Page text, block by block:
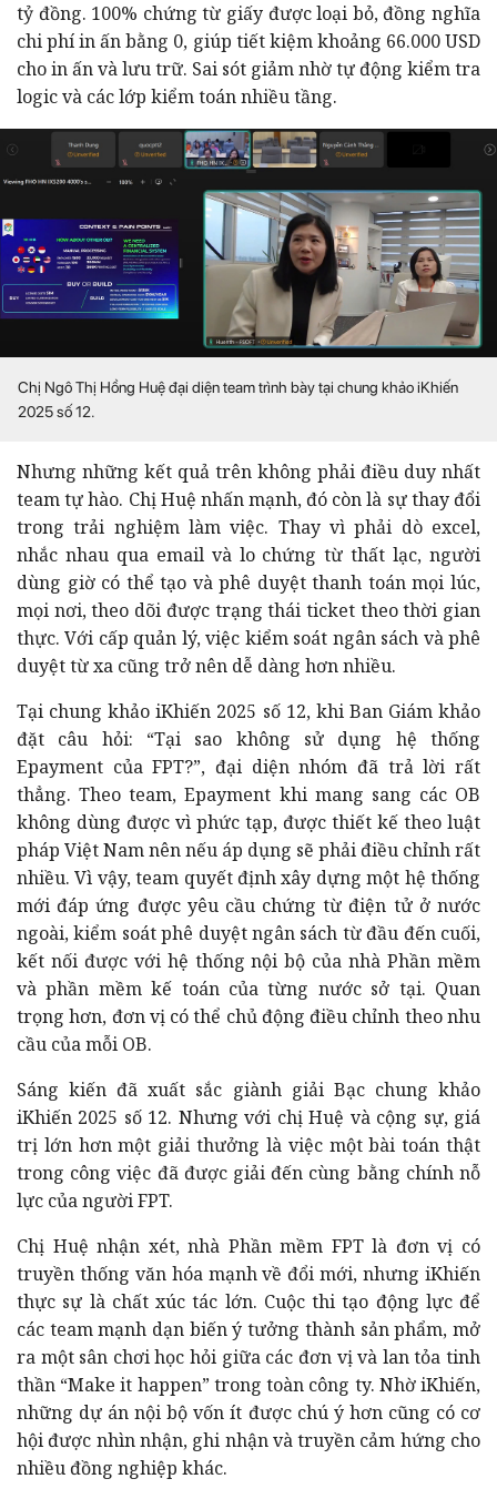
tỷ đồng. 100% chứng từ giấy được loại bỏ, đồng nghĩa
chi phí in ấn bằng 0, giúp tiết kiệm khoảng 66.000 USD
cho in ấn và lưu trữ. Sai sót giảm nhờ tự động kiểm tra
logic và các lớp kiểm toán nhiều tầng.
Chị Ngô Thị Hồng Huệ đại diện team trình bày tại chung khảo iKhiến
2025 số 12.
Nhưng những kết quả trên không phải điều duy nhất
team tự hào. Chị Huệ nhấn mạnh, đó còn là sự thay đổi
trong trải nghiệm làm việc. Thay vì phải dò excel,
nhắc nhau qua email và lo chứng từ thất lạc, người
dùng giờ có thể tạo và phê duyệt thanh toán mọi lúc,
mọi nơi, theo dõi được trạng thái ticket theo thời gian
thực. Với cấp quản lý, việc kiểm soát ngân sách và phê
duyệt từ xa cũng trở nên dễ dàng hơn nhiều.
Tại chung khảo iKhiến 2025 số 12, khi Ban Giám khảo
đặt câu hỏi: “Tại sao không sử dụng hệ thống
Epayment của FPT?”, đại diện nhóm đã trả lời rất
thẳng. Theo team, Epayment khi mang sang các OB
không dùng được vì phức tạp, được thiết kế theo luật
pháp Việt Nam nên nếu áp dụng sẽ phải điều chỉnh rất
nhiều. Vì vậy, team quyết định xây dựng một hệ thống
mới đáp ứng được yêu cầu chứng từ điện tử ở nước
ngoài, kiểm soát phê duyệt ngân sách từ đầu đến cuối,
kết nối được với hệ thống nội bộ của nhà Phần mềm
và phần mềm kế toán của từng nước sở tại. Quan
trọng hơn, đơn vị có thể chủ động điều chỉnh theo nhu
cầu của mỗi OB.
Sáng kiến đã xuất sắc giành giải Bạc chung khảo
iKhiến 2025 số 12. Nhưng với chị Huệ và cộng sự, giá
trị lớn hơn một giải thưởng là việc một bài toán thật
trong công việc đã được giải đến cùng bằng chính nỗ
lực của người FPT.
Chị Huệ nhận xét, nhà Phần mềm FPT là đơn vị có
truyền thống văn hóa mạnh về đổi mới, nhưng iKhiến
thực sự là chất xúc tác lớn. Cuộc thi tạo động lực để
các team mạnh dạn biến ý tưởng thành sản phẩm, mở
ra một sân chơi học hỏi giữa các đơn vị và lan tỏa tinh
thần “Make it happen” trong toàn công ty. Nhờ iKhiến,
những dự án nội bộ vốn ít được chú ý hơn cũng có cơ
hội được nhìn nhận, ghi nhận và truyền cảm hứng cho
nhiều đồng nghiệp khác.